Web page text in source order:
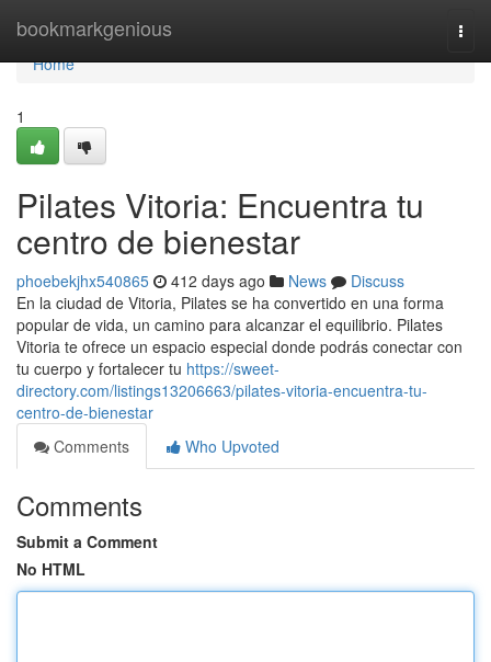
bookmarkgenious
Home
Home
1
Pilates Vitoria: Encuentra tu
centro de bienestar
phoebekjhx540865 412 days ago News
Discuss
En la ciudad de Vitoria, Pilates se ha convertido en una forma
popular de vida, un camino para alcanzar el equilibrio. Pilates
Vitoria te ofrece un espacio especial donde podrás conectar con
tu cuerpo y fortalecer tu https://sweet-
directory.com/listings13206663/pilates-vitoria-encuentra-tu-
centro-de-bienestar
Comments
Who Upvoted
Comments
Submit a Comment
No HTML